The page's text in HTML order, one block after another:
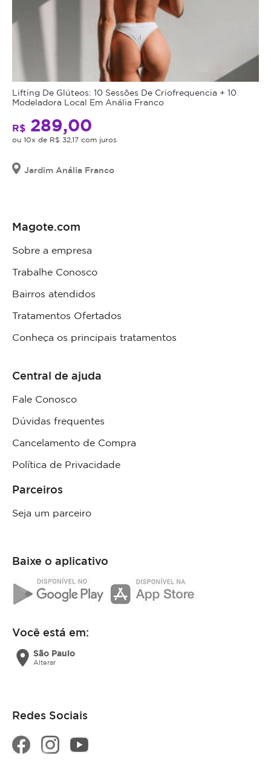
Lifting De Glúteos: 10 Sessões De Criofrequencia + 10
Modeladora Local Em Anália Franco
R$ 289,00
ou 10x de R$ 32,17 com juros
Jardim Anália Franco
Magote.com
Sobre a empresa
Trabalhe Conosco
Bairros atendidos
Tratamentos Ofertados
Conheça os principais tratamentos
Central de ajuda
Fale Conosco
Dúvidas frequentes
Cancelamento de Compra
Política de Privacidade
Parceiros
Seja um parceiro
Baixe o aplicativo
Você está em:
location_on São Paulo
Alterar
Redes Sociais